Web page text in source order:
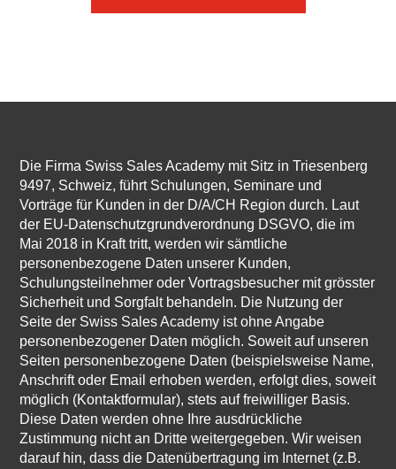
Die Firma Swiss Sales Academy mit Sitz in Triesenberg
9497, Schweiz, führt Schulungen, Seminare und
Vorträge für Kunden in der D/A/CH Region durch. Laut
der EU-Datenschutzgrundverordnung DSGVO, die im
Mai 2018 in Kraft tritt, werden wir sämtliche
personenbezogene Daten unserer Kunden,
Schulungsteilnehmer oder Vortragsbesucher mit grösster
Sicherheit und Sorgfalt behandeln. Die Nutzung der
Seite der Swiss Sales Academy ist ohne Angabe
personenbezogener Daten möglich. Soweit auf unseren
Seiten personenbezogene Daten (beispielsweise Name,
Anschrift oder Email erhoben werden, erfolgt dies, soweit
möglich (Kontaktformular), stets auf freiwilliger Basis.
Diese Daten werden ohne Ihre ausdrückliche
Zustimmung nicht an Dritte weitergegeben. Wir weisen
darauf hin, dass die Datenübertragung im Internet (z.B.